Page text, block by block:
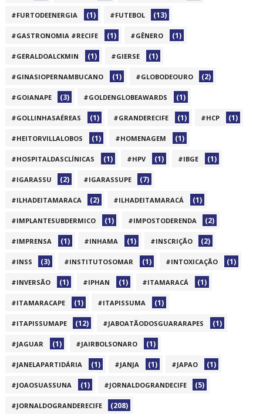
#FURTODEENERGIA (1) #FUTEBOL (13)
#GASTRONOMIA #RECIFE (1) #GÊNERO (1)
#GERALDOALCKMIN (1) #GIERSE (1)
#GINASIOPERNAMBUCANO (1) #GLOBODEOURO (2)
#GOIANAPE (3) #GOLDENGLOBEAWARDS (1)
#GOLLINHASAÉREAS (1) #GRANDERECIFE (1) #HCP (1)
#HEITORVILLALOBOS (1) #HOMENAGEM (1)
#HOSPITALDASCLÍNICAS (1) #HPV (1) #IBGE (1)
#IGARASSU (2) #IGARASSUPE (7)
#ILHADEITAMARACA (2) #ILHADEITAMARACÁ (1)
#IMPLANTESUBDERMICO (1) #IMPOSTODERENDA (2)
#IMPRENSA (1) #INHAMA (1) #INSCRIÇÃO (2)
#INSS (3) #INSTITUTOSOMAR (1) #INTOXICAÇÃO (1)
#INVERSÃO (1) #IPHAN (1) #ITAMARACÁ (1)
#ITAMARACAPE (1) #ITAPISSUMA (1)
#ITAPISSUMAPE (12) #JABOATÃODOSGUARARAPES (1)
#JAGUAR (1) #JAIRBOLSONARO (1)
#JANELAPARTIDÁRIA (1) #JANJA (1) #JAPAO (1)
#JOAOSUASSUNA (1) #JORNALDOGRANDECIFE (5)
#JORNALDOGRANDERECIFE (208)